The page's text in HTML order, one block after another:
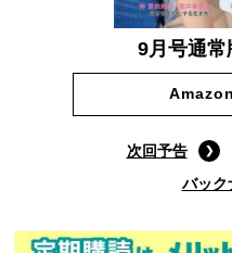
9月号通常
次回予告
バック